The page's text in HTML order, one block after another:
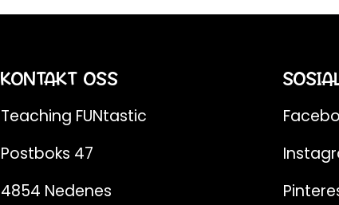
KONTAKT OSS
Teaching FUNtastic
Postboks 47
4854 Nedenes